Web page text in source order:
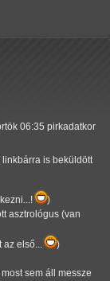
06:35 pirkadatkor
is beküldött
)
asztrológus (van
az első...
)
sem áll messze